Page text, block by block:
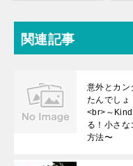
関連記事
意外とカ
たんでしょ
<br>～
る！小さな
方法〜